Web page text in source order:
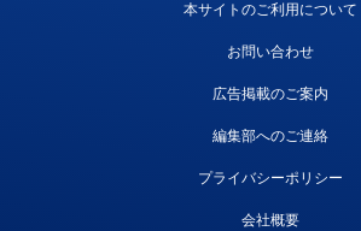
本サイトのご利用について
お問い合わせ
広告掲載のご案内
編集部へのご連絡
プライバシーポリシー
会社概要